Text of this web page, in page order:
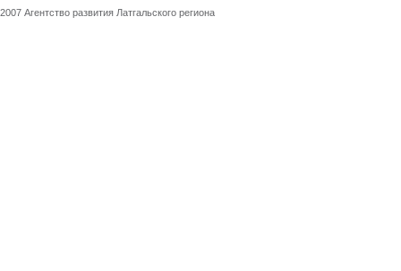
2007 Агентство развития Латгальского региона